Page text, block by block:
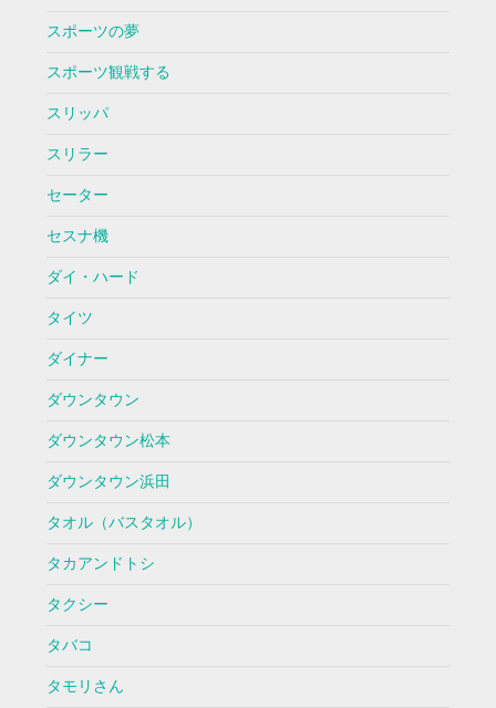
スポーツの夢
スポーツ観戦する
スリッパ
スリラー
セーター
セスナ機
ダイ・ハード
タイツ
ダイナー
ダウンタウン
ダウンタウン松本
ダウンタウン浜田
タオル（バスタオル）
タカアンドトシ
タクシー
タバコ
タモリさん